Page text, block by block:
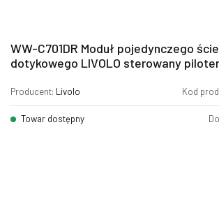
WW-C701DR Moduł pojedynczego
dotykowego LIVOLO sterowany
Producent: Livolo Kod
Towar dostępny